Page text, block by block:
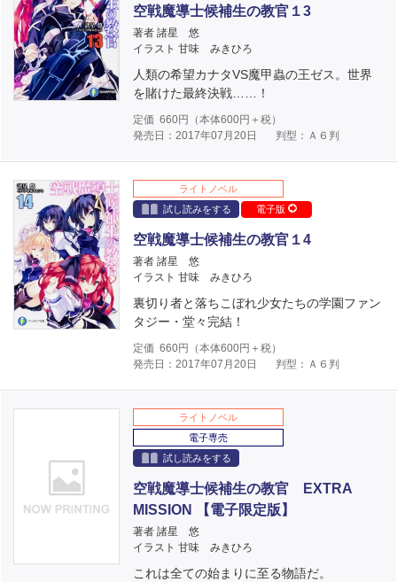
空戦魔導士候補生の教官１3
著者 諸星 悠
イラスト 甘味 みきひろ
人類の希望カナタVS魔甲蟲の王ゼス。世界
を賭けた最終決戦……！
定価 660円（本体600円＋税）
発売日：2017年07月20日
判型：Ａ６判
ライトノベル
試し読みをする
電子版
空戦魔導士候補生の教官１4
著者 諸星 悠
イラスト 甘味 みきひろ
裏切り者と落ちこぼれ少女たちの学園ファン
タジー・堂々完結！
定価 660円（本体600円＋税）
発売日：2017年07月20日
判型：Ａ６判
ライトノベル
電子専売
試し読みをする
空戦魔導士候補生の教官 EXTRA
MISSION 【電子限定版】
著者 諸星 悠
イラスト 甘味 みきひろ
これは全ての始まりに至る物語だ。